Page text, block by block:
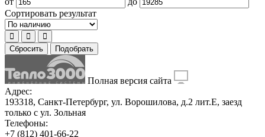
Сортировать результат
Сбросить Подобрать
Полная версия сайта
Адрес:
193318, Санкт-Петербург, ул. Ворошилова, д.2 лит.Е, заезд
только с ул. Зольная
Телефоны:
+7 (812) 401-66-22